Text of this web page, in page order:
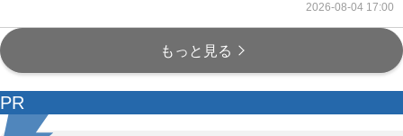
2026-08-04 17:00
もっと見る
PR